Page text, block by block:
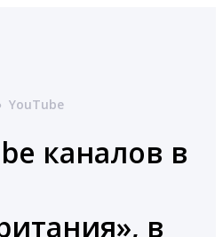
YouTube
каналов в
в